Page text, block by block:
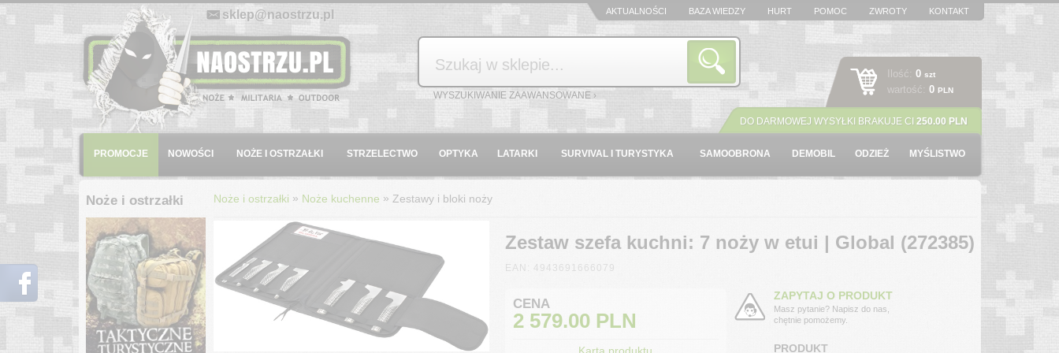
AKTUALNOŚCI BAZA WIEDZY HURT POMOC ZWROTY KONTAKT
E-mail:
sklep@naostrzu.pl
Ilość: 0 szt
wartość: 0 PLN
Szukaj
WYSZUKIWANIE ZAAWANSOWANE ›
DO DARMOWEJ WYSYŁKI BRAKUJE CI 250.00 PLN
Menu
PROMOCJE NOWOŚCI NOŻE I OSTRZAŁKI STRZELECTWO OPTYKA LATARKI SURVIVAL I TURYSTYKA SAMOOBRONA DEMOBIL ODZIEŻ MYŚLISTWO
Noże i ostrzałki Noże i ostrzałki » Noże kuchenne » Zestawy i bloki noży
Zestaw szefa kuchni: 7 noży w etui | Global (272385)
EAN: 4943691666079
CENA
2 579.00 PLN
ZAPYTAJ O PRODUKT
Masz pytanie? Napisz do nas,
chętnie pomożemy.
PRODUKT